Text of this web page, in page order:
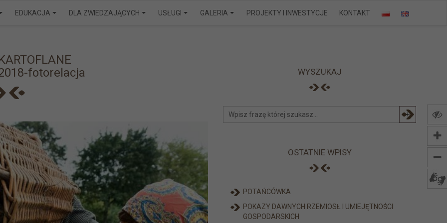
EDUKACJA DLA ZWIEDZAJĄCYCH USŁUGI GALERIA PROJEKTY I INWESTYCJE KONTAKT
fotorelacja
WYSZUKAJ
+
OSTATNIE WPISY
POTAŃCÓWKA
POKAZY DAWNYCH RZEMIOSŁ I UMIEJĘTNOŚCI
GOSPODARSKICH